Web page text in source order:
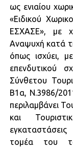
ως ενιαίου
«Ειδικού
ΕΣΧΑΣΕ», με
Αναψυχή κατά
όπως ισχύει,
επενδυτικού
Σύνθετου
Β1α, Ν.3986/
περιλαμβάνει
και
τομέα του